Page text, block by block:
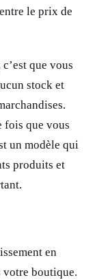
le prix de
que vous
stock et
fois que vous
un modèle qui
produits et
en
boutique.